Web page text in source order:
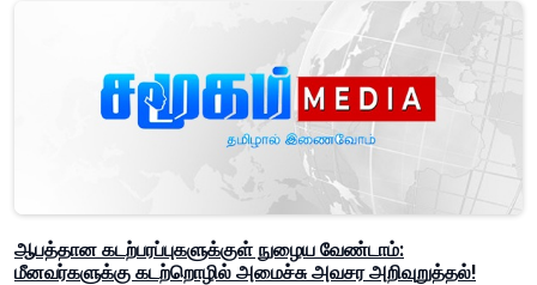
ஆபத்தான கடற்பரப்புகளுக்குள் நுழைய வேண்டாம்:
மீனவர்களுக்கு கடற்றொழில் அமைச்சு அவசர அறிவுறுத்தல்!